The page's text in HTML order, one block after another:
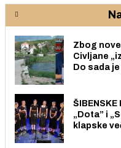
Zbog
Civljane
Do sada
ŠIBENSKE
„Dota” i
klapske